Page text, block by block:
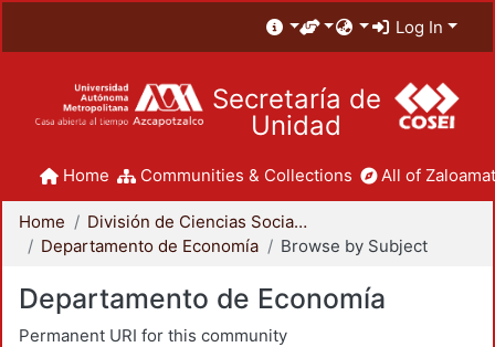
Log In
Secretaría de
Unidad
Home Communities & Collections All of
Home
División de Ciencias Sociales y Humanidades
Departamento de Economía
Browse by Subject
Departamento de Economía
Permanent URI for this community